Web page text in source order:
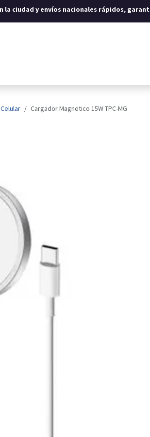
la ciudad y envíos nacionales rápidos,
Cargador Magnetico 15W TPC-MG